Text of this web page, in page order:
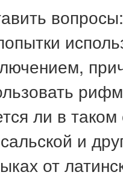
ли в
и
от